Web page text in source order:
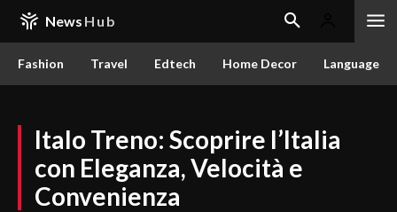
News Hub
Fashion Travel Edtech Home Decor Language
Italo Treno: Scoprire l’Italia
con Eleganza, Velocità e
Convenienza